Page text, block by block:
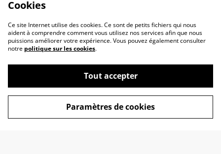
Cookies
Ce site Internet utilise des cookies. Ce sont de petits fichiers qui nous
aident à comprendre comment vous utilisez nos services afin que nous
puissions améliorer votre expérience. Vous pouvez également consulter
notre politique sur les cookies.
Tout accepter
Paramètres de cookies